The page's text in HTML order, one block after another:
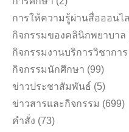
การให้ความรู้ผ่านสื่อออนไ
กิจกรรมของคลินิกพยาบาล
กิจกรรมงานบริการวิชาการ
กิจกรรมนักศึกษา (99)
ข่าวประชาสัมพันธ์ (5)
ข่าวสารและกิจกรรม (699)
คำสั่ง (73)